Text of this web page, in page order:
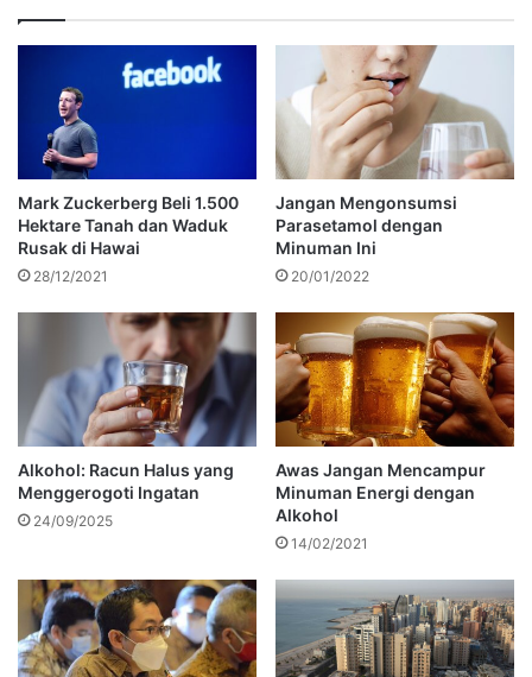
Mark Zuckerberg Beli 1.500
Hektare Tanah dan Waduk
Rusak di Hawai
28/12/2021
Jangan Mengonsumsi
Parasetamol dengan
Minuman Ini
20/01/2022
Alkohol: Racun Halus yang
Menggerogoti Ingatan
24/09/2025
Awas Jangan Mencampur
Minuman Energi dengan
Alkohol
14/02/2021